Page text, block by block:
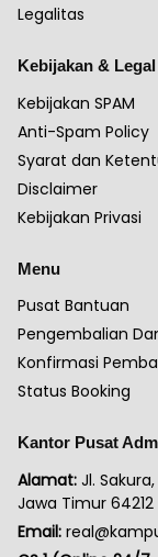
Legalitas
Kebijakan & Legal
Kebijakan SPAM
Anti-Spam Policy
Syarat dan
Disclaimer
Kebijakan Privasi
Menu
Pusat Bantuan
Pengembalian
Konfirmasi
Status Booking
Kantor Pusat
Alamat: Jl.
Jawa Timur 64212
Email: